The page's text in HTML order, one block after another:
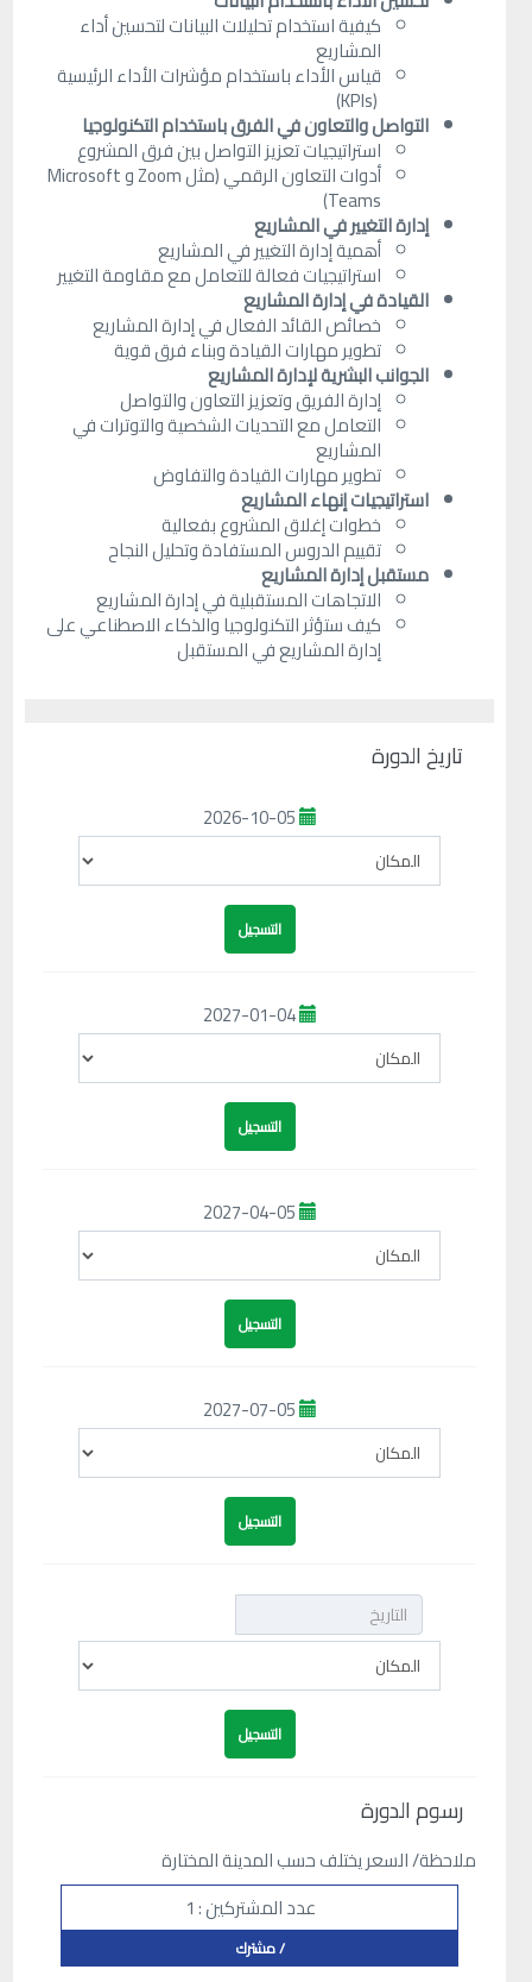
كيفية استخدام تحليلات البيانات لتحسين أداء
المشاريع
قياس الأداء باستخدام مؤشرات الأداء الرئيسية
(KPIs)
التواصل والتعاون في الفرق باستخدام التكنولوجيا
استراتيجيات تعزيز التواصل بين فرق المشروع
أدوات التعاون الرقمي (مثل Zoom و Microsoft
Teams)
إدارة التغيير في المشاريع
أهمية إدارة التغيير في المشاريع
استراتيجيات فعالة للتعامل مع مقاومة التغيير
القيادة في إدارة المشاريع
خصائص القائد الفعال في إدارة المشاريع
تطوير مهارات القيادة وبناء فرق قوية
الجوانب البشرية لإدارة المشاريع
إدارة الفريق وتعزيز التعاون والتواصل
التعامل مع التحديات الشخصية والتوترات في
المشاريع
تطوير مهارات القيادة والتفاوض
استراتيجيات إنهاء المشاريع
خطوات إغلاق المشروع بفعالية
تقييم الدروس المستفادة وتحليل النجاح
مستقبل إدارة المشاريع
الاتجاهات المستقبلية في إدارة المشاريع
كيف ستؤثر التكنولوجيا والذكاء الاصطناعي على
إدارة المشاريع في المستقبل
تاريخ الدورة
2027-01-04
رسوم الدورة
ملاحظة/ السعر يختلف حسب المدينة المختارة
عدد المشتركين : 1
/ مشترك